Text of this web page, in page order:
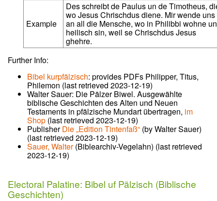
Example
Des schreibt de Paulus un de Timotheus,
wo Jesus Chrischdus diene. Mir wende uns
an all die Mensche, wo in Philibbi wohne un
heilisch sin, weil se Chrischdus Jesus
ghehre.
Further Info:
Bibel kurpfälzisch: provides PDFs Philipper, Titus,
Philemon (last retrieved 2023-12-19)
Walter Sauer: Die Pälzer Biwel. Ausgewählte
biblische Geschichten des Alten und Neuen
Testaments in pfälzische Mundart übertragen, im
Shop (last retrieved 2023-12-19)
PublisherDie „Edition Tintenfaß“ (by Walter Sauer)
(last retrieved 2023-12-19)
Sauer, Walter(Biblearchiv-Vegelahn) (last retrieved
2023-12-19)
Electoral Palatine: Bibel uf Pälzisch (Biblische
Geschichten)